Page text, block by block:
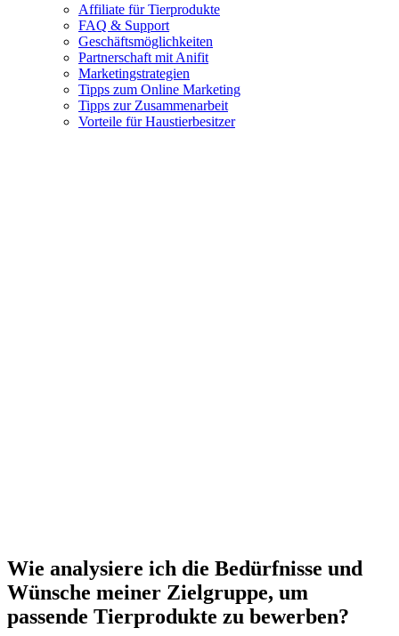
Affiliate für Tierprodukte
FAQ & Support
Geschäftsmöglichkeiten
Partnerschaft mit Anifit
Marketingstrategien
Tipps zum Online Marketing
Tipps zur Zusammenarbeit
Vorteile für Haustierbesitzer
Wie analysiere ich die Bedürfnisse und
Wünsche meiner Zielgruppe, um
passende Tierprodukte zu bewerben?